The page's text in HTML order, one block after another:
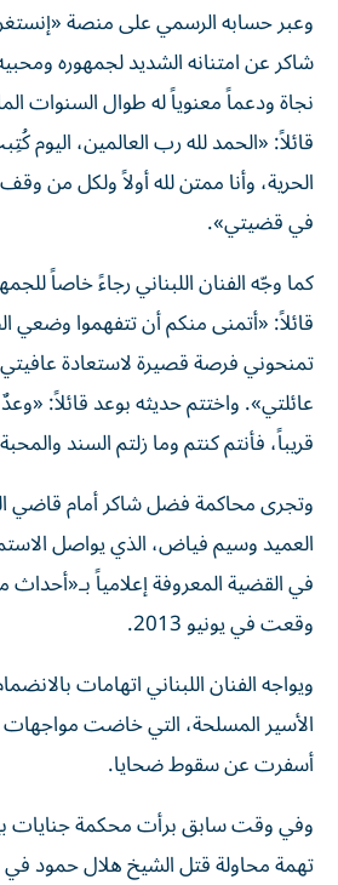
وعبر حسابه الرسمي على منصة
شاكر عن امتنانه الشديد لجمهوره
نجاة ودعماً معنوياً له طوال السنوات
قائلاً: «الحمد لله رب العالمين،
الحرية، وأنا ممتن لله أولاً ولكل من
في قضيتي».
كما وجّه الفنان اللبناني رجاءً خاصاً
قائلاً: «أتمنى منكم أن تتفهموا وضعي
تمنحوني فرصة قصيرة لاستعادة
عائلتي». واختتم حديثه بوعد قائلاً:
قريباً، فأنتم كنتم وما زلتم السند
وتجرى محاكمة فضل شاكر أمام قاضي
العميد وسيم فياض، الذي يواصل
في القضية المعروفة إعلامياً بـ«أحداث
وقعت في يونيو 2013.
ويواجه الفنان اللبناني اتهامات
الأسير المسلحة، التي خاضت
أسفرت عن سقوط ضحايا.
وفي وقت سابق برأت محكمة
تهمة محاولة قتل الشيخ هلال حمود